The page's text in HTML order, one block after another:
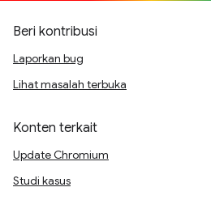
Beri kontribusi
Laporkan bug
Lihat masalah terbuka
Konten terkait
Update Chromium
Studi kasus